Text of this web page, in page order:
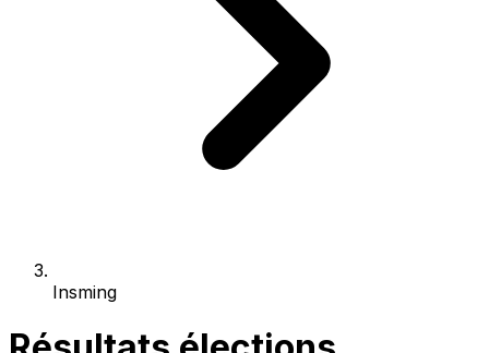
Insming